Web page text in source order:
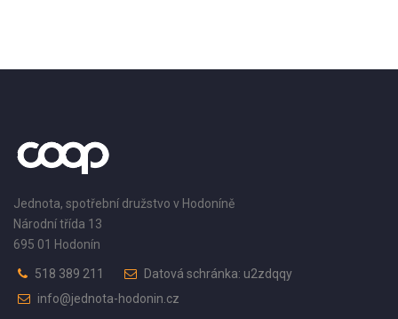
Jednota, spotřební družstvo v Hodoníně
Národní třída 13
695 01 Hodonín
518 389 211
Datová schránka: u2zdqqy
info@jednota-hodonin.cz